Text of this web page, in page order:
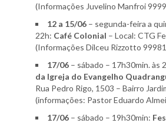
(Informações Juvelino Manfroi
12 a 15/06 – segunda-feira a
22h: Café Colonial – Local: CTG
(Informações Dilceu Rizzotto
17/06 – sábado – 17h30min. às
da Igreja do Evangelho
Rua Pedro Rigo, 1503 – Bairro
(informações: Pastor Eduardo
17/06 – sábado – 19h30min: